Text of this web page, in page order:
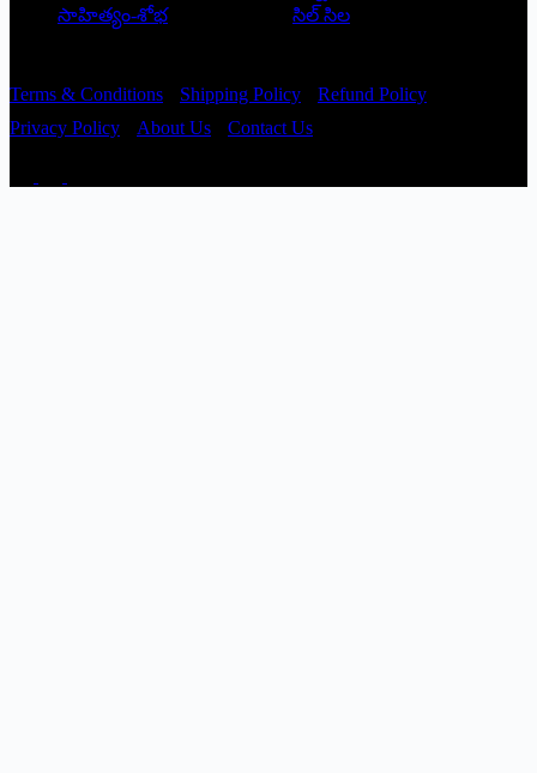
సాహిత్యం-శోభ
సిల్ సిల
Terms & Conditions Shipping Policy
Refund Policy
Privacy Policy
About Us Contact Us